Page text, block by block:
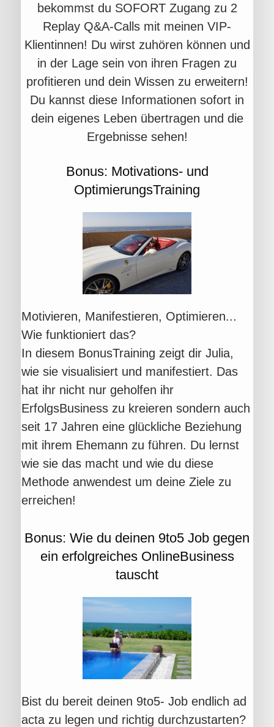
bekommst du SOFORT Zugang zu 2
Replay Q&A-Calls mit meinen VIP-
Klientinnen! Du wirst zuhören können und
in der Lage sein von ihren Fragen zu
profitieren und dein Wissen zu erweitern!
Du kannst diese Informationen sofort in
dein eigenes Leben übertragen und die
Ergebnisse sehen!
Bonus: Motivations- und
OptimierungsTraining
Motivieren, Manifestieren, Optimieren...
Wie funktioniert das?
In diesem BonusTraining zeigt dir Julia,
wie sie visualisiert und manifestiert. Das
hat ihr nicht nur geholfen ihr
ErfolgsBusiness zu kreieren sondern auch
seit 17 Jahren eine glückliche Beziehung
mit ihrem Ehemann zu führen. Du lernst
wie sie das macht und wie du diese
Methode anwendest um deine Ziele zu
erreichen!
Bonus: Wie du deinen 9to5 Job gegen
ein erfolgreiches OnlineBusiness
tauscht
Bist du bereit deinen 9to5- Job endlich ad
acta zu legen und richtig durchzustarten?